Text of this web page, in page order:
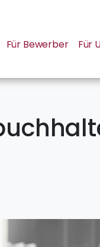
Für Bewerber Für